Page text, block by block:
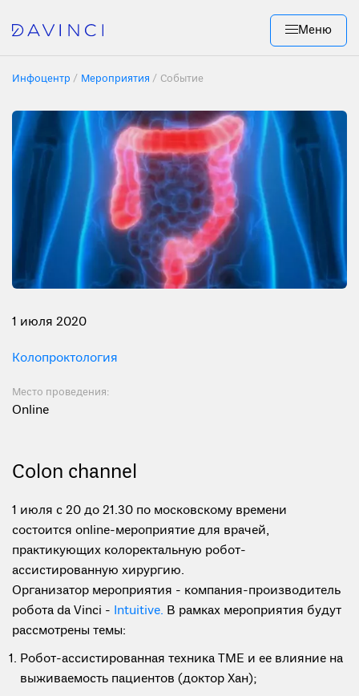
Меню
Инфоцентр Мероприятия Событие
1 июля 2020
Колопроктология
Место проведения:
Online
Colon channel
1 июля с 20 до 21.30 по московскому времени
состоится online-мероприятие для врачей,
практикующих колоректальную робот-
ассистированную хирургию.
Организатор мероприятия - компания-производитель
робота da Vinci - Intuitive. В рамках мероприятия будут
рассмотрены темы:
Робот-ассистированная техника TME и ее влияние на
выживаемость пациентов (доктор Хан);